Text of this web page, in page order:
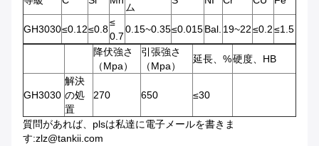
ム
GH3030≤0.12≤0.8
≤
0.7
0.15~0.35≤0.015Bal. 19~22≤0.2≤1.5
降伏強さ
（Mpa）
引張強さ
（Mpa）
延長、%硬度、HB
GH3030
解決
の処
置
270 650 ≤30
質問があれば、plsは私達に電子メールを書きま
す:zlz@tankii.com